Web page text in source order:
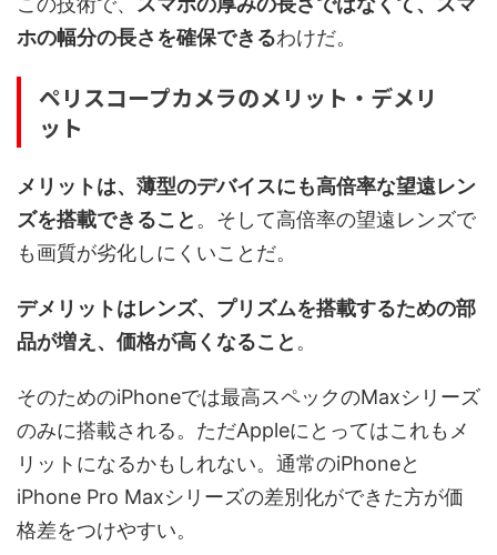
ホの幅分の長さを確保できるわけだ。
ペリスコープカメラのメリット・デメリ
ット
メリットは、薄型のデバイスにも高倍率な望遠レン
ズを搭載できること 。そして高倍率の望遠レンズで
も画質が劣化しにくいことだ。
デメリットはレンズ、プリズムを搭載するための部
品が増え、価格が高くなること 。
そのためのiPhoneでは最高スペックのMaxシリーズ
のみに搭載される。ただAppleにとってはこれもメ
リットになるかもしれない。通常のiPhoneと
iPhone Pro Maxシリーズの差別化ができた方が価
格差をつけやすい。